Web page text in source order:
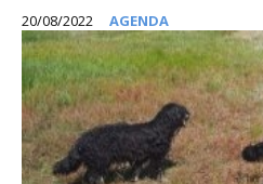
20/08/2022 AGENDA